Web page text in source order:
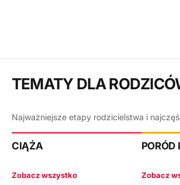
TEMATY DLA
Najważniejsze etapy rodzicielstwa i
CIĄŻA
Zobacz wszystko
PORÓD
Zobacz